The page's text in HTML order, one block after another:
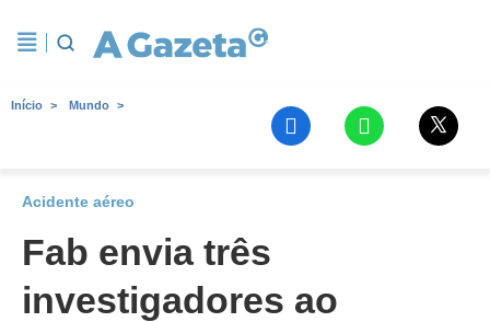
Início Mundo
Acidente aéreo
Fab envia três
investigadores ao